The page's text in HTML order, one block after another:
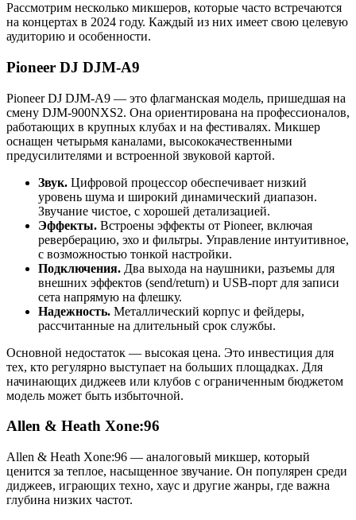
Рассмотрим несколько микшеров, которые часто встречаются
на концертах в 2024 году. Каждый из них имеет свою целевую
аудиторию и особенности.
Pioneer DJ DJM-A9
Pioneer DJ DJM-A9 — это флагманская модель, пришедшая на
смену DJM-900NXS2. Она ориентирована на профессионалов,
работающих в крупных клубах и на фестивалях. Микшер
оснащен четырьмя каналами, высококачественными
предусилителями и встроенной звуковой картой.
Звук. Цифровой процессор обеспечивает низкий
уровень шума и широкий динамический диапазон.
Звучание чистое, с хорошей детализацией.
Эффекты. Встроены эффекты от Pioneer, включая
реверберацию, эхо и фильтры. Управление интуитивное,
с возможностью тонкой настройки.
Подключения. Два выхода на наушники, разъемы для
внешних эффектов (send/return) и USB-порт для записи
сета напрямую на флешку.
Надежность. Металлический корпус и фейдеры,
рассчитанные на длительный срок службы.
Основной недостаток — высокая цена. Это инвестиция для
тех, кто регулярно выступает на больших площадках. Для
начинающих диджеев или клубов с ограниченным бюджетом
модель может быть избыточной.
Allen & Heath Xone:96
Allen & Heath Xone:96 — аналоговый микшер, который
ценится за теплое, насыщенное звучание. Он популярен среди
диджеев, играющих техно, хаус и другие жанры, где важна
глубина низких частот.